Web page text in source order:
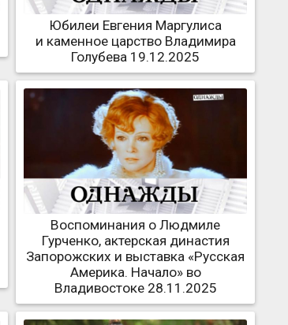
Юбилеи Евгения Маргулиса
и каменное царство Владимира
Голубева 19.12.2025
Воспоминания о Людмиле
Гурченко, актерская династия
Запорожских и выставка «Русская
Америка. Начало» во
Владивостоке 28.11.2025